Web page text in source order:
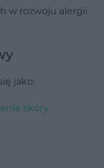
w rozwoju alergii
jako:
skóry